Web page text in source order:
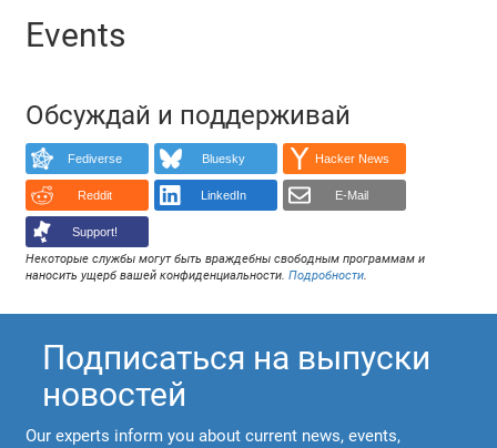
Events
Обсуждай и поддерживай
Fediverse Bluesky Hacker News
Reddit LinkedIn E-Mail
Support!
Некоторые службы могут быть враждебны свободным программам и
наносить ущерб вашей конфиденциальности.Подробности.
Подписаться на выпуски
новостей
Our experts inform you about current news, events,